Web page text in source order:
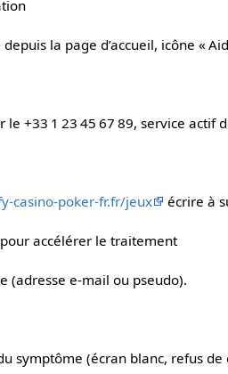
la page d’accueil, icône «
le +33 1 23 45 67 89, service actif
casino-poker-fr.fr/jeux écrire à
accélérer le traitement
(adresse e‑mail ou pseudo).
symptôme (écran blanc, refus de